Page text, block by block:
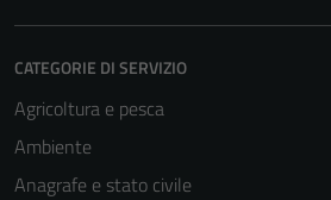
CATEGORIE DI SERVIZIO
Agricoltura e pesca
Ambiente
Anagrafe e stato civile